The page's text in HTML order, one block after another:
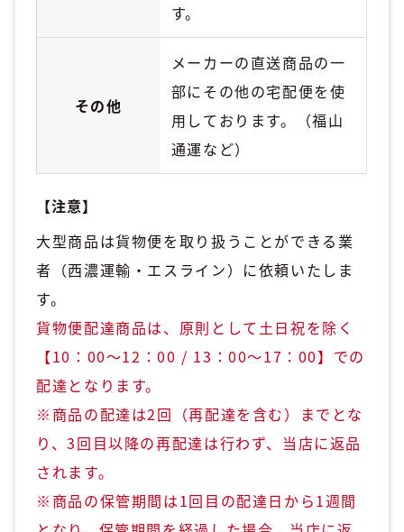
す。
その他
メーカーの直送商品の一
部にその他の宅配便を使
用しております。（福山
通運など）
【注意】
大型商品は貨物便を取り扱うことができる業
者（西濃運輸・エスライン）に依頼いたしま
す。
貨物便配達商品は、原則として土日祝を除く
【10：00～12：00 / 13：00～17：00】での
配達となります。
※商品の配達は2回（再配達を含む）までとな
り、3回目以降の再配達は行わず、当店に返品
されます。
※商品の保管期間は1回目の配達日から1週間